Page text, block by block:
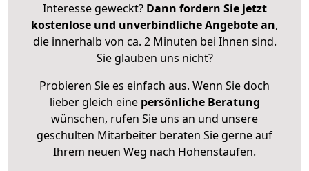
Interesse geweckt? Dann fordern Sie jetzt
kostenlose und unverbindliche Angebote an,
die innerhalb von ca. 2 Minuten bei Ihnen sind.
Sie glauben uns nicht?
Probieren Sie es einfach aus. Wenn Sie doch
lieber gleich eine persönliche Beratung
wünschen, rufen Sie uns an und unsere
geschulten Mitarbeiter beraten Sie gerne auf
Ihrem neuen Weg nach Hohenstaufen.